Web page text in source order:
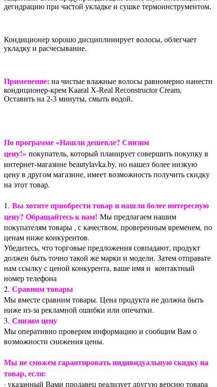
дегидрацию при частой укладке и сушке термоинструментом.
Кондиционер хорошо дисциплинирует волосы, облегчает
укладку и расчесывание.
Применение: на чистые влажные волосы равномерно нанести
кондиционер-крем Kaaral X-Real Reconstructor Cream.
Оставить на 2-3 минуты, смыть водой.
По программе «Нашли дешевле? Снизим
цену!» покупатель, который планирует совершить покупку в
интернет-магазине beautylavka.by, но нашел более низкую
цену в другом магазине, имеет возможность получить скидку
на этот товар.
1. Вы хотите приобрести товар и нашли более интересную
цену? Обращайтесь к нам! Мы предлагаем нашим
покупателям товары , с качеством, проверенным временем, по
ценам ниже конкурентов.
Убедитесь, что торговые предложения совпадают, продукт
должен быть точно такой же марки и модели. Затем отправьте
нам ссылку с ценой конкурента, ваше имя и контактный
номер телефона
2. Сравним товары
Мы вместе сравним товары. Цена продукта не должна быть
ниже из-за рекламной ошибки или опечатки.
3. Снизим цену
Мы оперативно проверим информацию и сообщим Вам о
возможности снижения цены.
Мы не сможем гарантировать индивидуальную скидку на
товар, если:
· указанный Вами продавец реализует другую версию товара